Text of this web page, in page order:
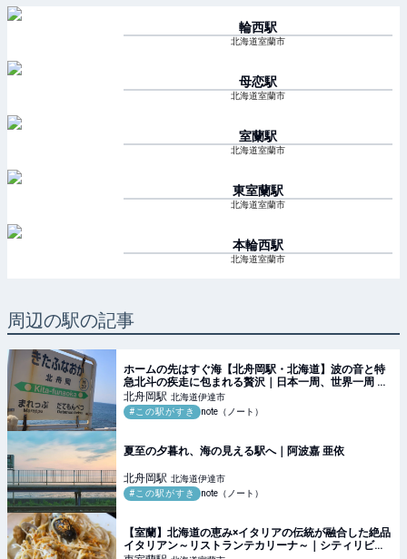
輪西駅
北海道室蘭市
母恋駅
北海道室蘭市
室蘭駅
北海道室蘭市
東室蘭駅
北海道室蘭市
本輪西駅
北海道室蘭市
周辺の駅の記事
ホームの先はすぐ海【北舟岡駅・北海道】波の音と特
急北斗の疾走に包まれる贅沢｜日本一周、世界一周 も
ふP
北舟岡駅 北海道伊達市
#この駅がすき
note（ノート）
夏至の夕暮れ、海の見える駅へ｜阿波嘉 亜依
北舟岡駅 北海道伊達市
#この駅がすき
note（ノート）
【室蘭】北海道の恵み×イタリアの伝統が融合した絶品
イタリアン～リストランテカリーナ～｜シティリビン